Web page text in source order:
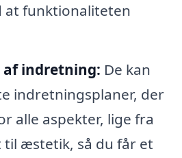
at funktionaliteten
indretning: De kan
indretningsplaner, der
alle aspekter, lige fra
æstetik, så du får et